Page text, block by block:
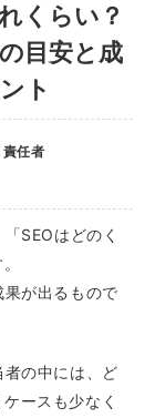
くらい？
目安と成
ト
責任者
SEOはどのく
が出るもので
の中には、ど
ースも少なく